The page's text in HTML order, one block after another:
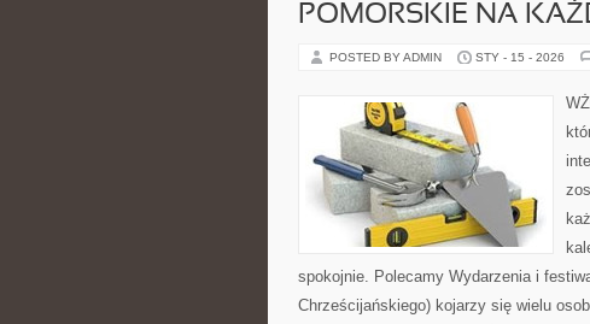
POMORSKIE NA
POSTED BY ADMIN STY - 15 - 2026
spokojnie. Polecamy Wydarzenia i
Chrześcijańskiego) kojarzy się wielu